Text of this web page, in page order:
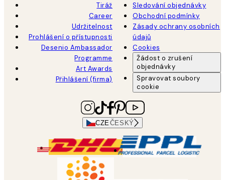
Tiráž
Career
Udržitelnost
Prohlášení o přístupnosti
Desenio Ambassador
Programme
Art Awards
Přihlášení (firma)
Sledování objednávky
Obchodní podmínky
Zásady ochrany osobních
údajů
Cookies
Žádost o zrušení
objednávky
Spravovat soubory
cookie
CZE ČESKÝ